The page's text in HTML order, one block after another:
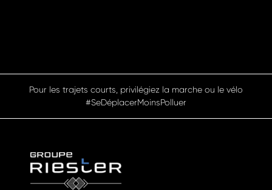
Pour les trajets courts, privilégiez la marche ou le vélo
#SeDéplacerMoinsPolluer